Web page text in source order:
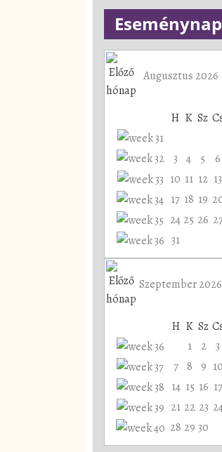
Augusztus 2026
H K Sz
3 4 5 6
10 11 12 13
17 18 19
24 25 26
31
Szeptember 2026
H K Sz
1
2 3
7 8 9 10
14 15 16 17
21 22 23
28 29 30